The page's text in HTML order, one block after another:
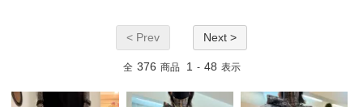
< Prev Next >
全 376 商品 1 - 48 表示